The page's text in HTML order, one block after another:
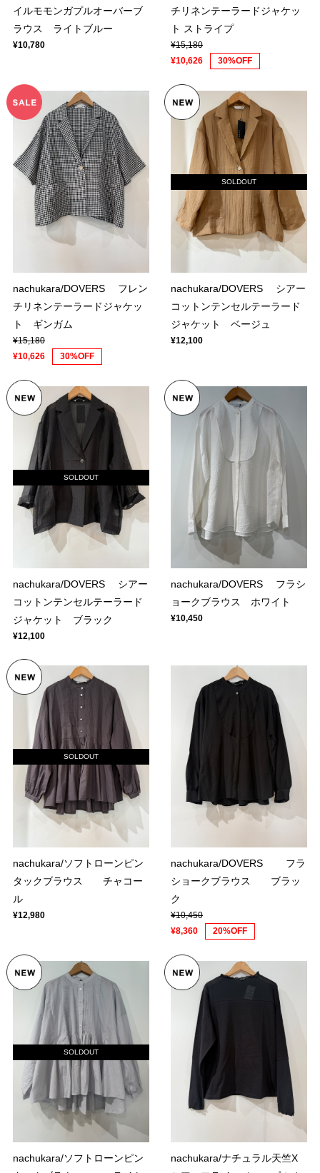
イルモモンガプルオーバーブ
ラウス ライトブルー
¥10,780
チリネンテーラードジャケッ
ト ストライプ
¥15,180
¥10,626
30%OFF
nachukara/DOVERS フレン
チリネンテーラードジャケッ
ト ギンガム
¥15,180
¥10,626
30%OFF
SOLDOUT
nachukara/DOVERS シアー
コットンテンセルテーラード
ジャケット ベージュ
¥12,100
SOLDOUT
nachukara/DOVERS シアー
コットンテンセルテーラード
ジャケット ブラック
¥12,100
nachukara/DOVERS フラシ
ョークブラウス ホワイト
¥10,450
SOLDOUT
nachukara/ソフトローンピン
タックブラウス チャコー
ル
¥12,980
nachukara/DOVERS フラ
ショークブラウス ブラッ
ク
¥10,450
¥8,360
20%OFF
SOLDOUT
nachukara/ソフトローンピン
nachukara/ナチュラル天竺X